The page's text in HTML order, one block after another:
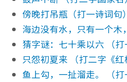
傍晚打吊瓶（打一诗词句）
海边没有水，只有一个木
猜字谜：七十乘以六 （打
只怨初夏来 （打二字《红
鱼上勾，一扯溜走。 （打